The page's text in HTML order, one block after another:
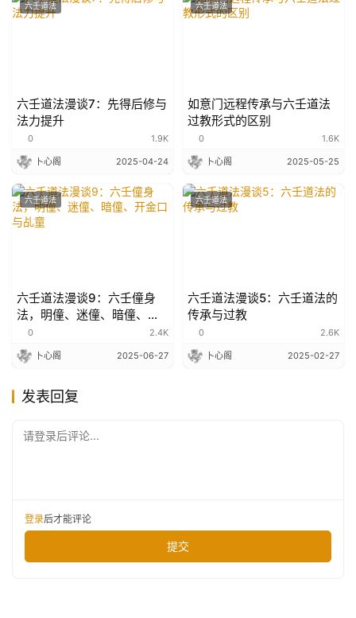
六壬道法
六壬道法漫谈7：先得后修与
法力提升
0 1.9K
卜心阁 2025-04-24
六壬道法
如意门远程传承与六壬道法
过教形式的区别
0 1.6K
卜心阁 2025-05-25
六壬道法
六壬道法漫谈9：六壬僮身
法，明僮、迷僮、暗僮、开
金口与乩童
0 2.4K
卜心阁 2025-06-27
六壬道法
六壬道法漫谈5：六壬道法的
传承与过教
0 2.6K
卜心阁 2025-02-27
发表回复
请登录后评论...
登录后才能评论
提交